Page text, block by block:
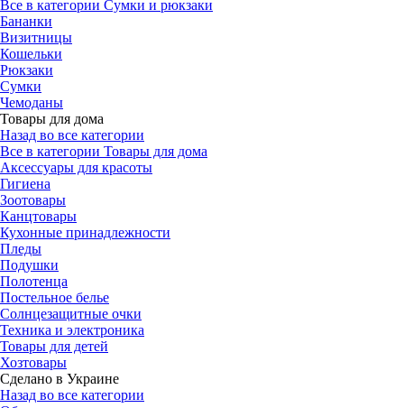
Все в категории Сумки и рюкзаки
Бананки
Визитницы
Кошельки
Рюкзаки
Сумки
Чемоданы
Товары для дома
Назад во все категории
Все в категории Товары для дома
Аксессуары для красоты
Гигиена
Зоотовары
Канцтовары
Кухонные принадлежности
Пледы
Подушки
Полотенца
Постельное белье
Солнцезащитные очки
Техника и электроника
Товары для детей
Хозтовары
Сделано в Украине
Назад во все категории